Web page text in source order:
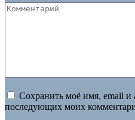
Комментарий
Сохранить моё имя, email и
последующих моих